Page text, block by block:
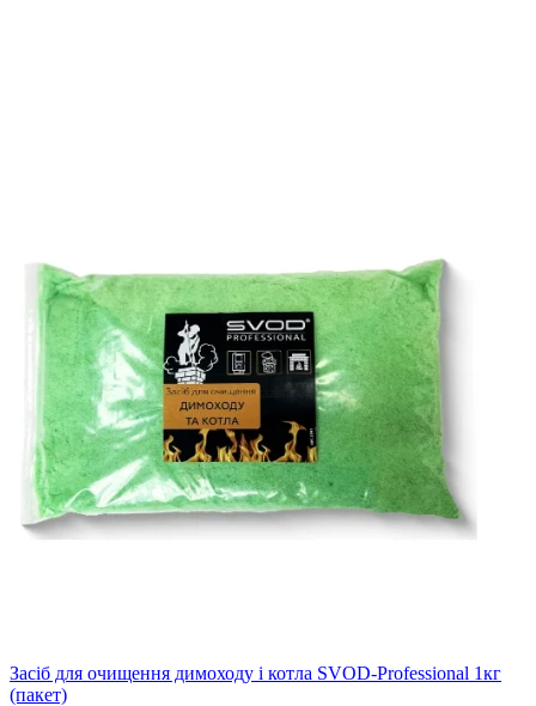
Засіб для очищення димоходу і котла SVOD-Professional 1кг
(пакет)